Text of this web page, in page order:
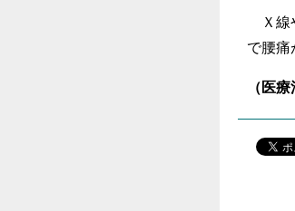
Ｘ線
で腰痛
（医